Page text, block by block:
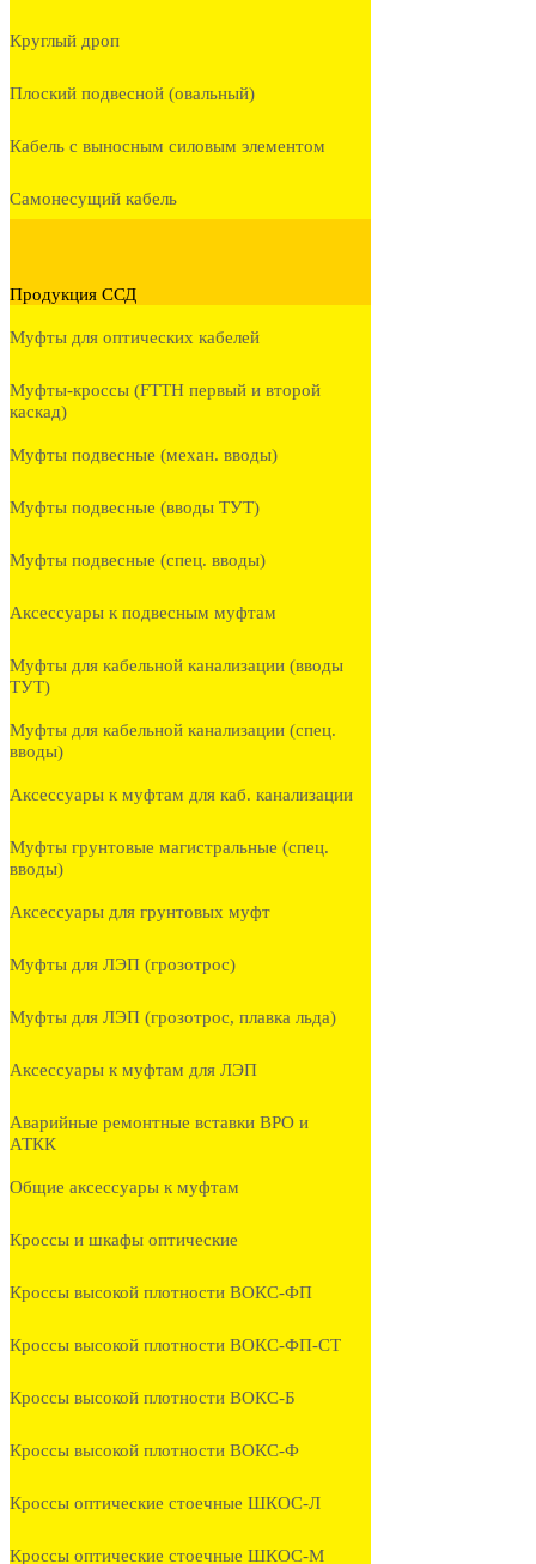
Круглый дроп
Плоский подвесной (овальный)
Кабель с выносным силовым элементом
Самонесущий кабель
Продукция ССД
Муфты для оптических кабелей
Муфты-кроссы (FTTH первый и второй
каскад)
Муфты подвесные (механ. вводы)
Муфты подвесные (вводы ТУТ)
Муфты подвесные (спец. вводы)
Аксессуары к подвесным муфтам
Муфты для кабельной канализации (вводы
ТУТ)
Муфты для кабельной канализации (спец.
вводы)
Аксессуары к муфтам для каб. канализации
Муфты грунтовые магистральные (спец.
вводы)
Аксессуары для грунтовых муфт
Муфты для ЛЭП (грозотрос)
Муфты для ЛЭП (грозотрос, плавка льда)
Аксессуары к муфтам для ЛЭП
Аварийные ремонтные вставки ВРО и
АТКК
Общие аксессуары к муфтам
Кроссы и шкафы оптические
Кроссы высокой плотности ВОКС-ФП
Кроссы высокой плотности ВОКС-ФП-СТ
Кроссы высокой плотности ВОКС-Б
Кроссы высокой плотности ВОКС-Ф
Кроссы оптические стоечные ШКОС-Л
Кроссы оптические стоечные ШКОС-М